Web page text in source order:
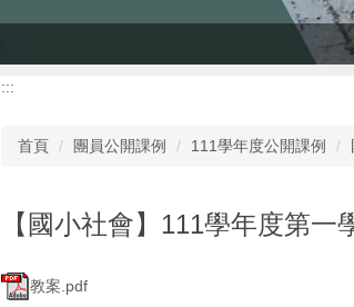
:::
首頁 團員公開課例 111學年度公開課例
【國小社會】111學年度第
教案.pdf